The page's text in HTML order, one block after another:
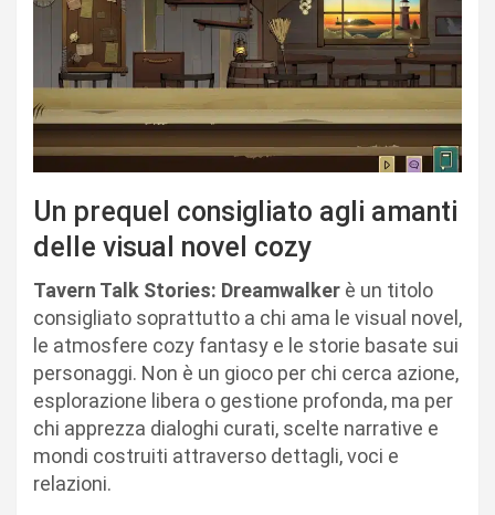
Un prequel consigliato agli amanti
delle visual novel cozy
Tavern Talk Stories: Dreamwalker è un titolo
consigliato soprattutto a chi ama le visual novel,
le atmosfere cozy fantasy e le storie basate sui
personaggi. Non è un gioco per chi cerca azione,
esplorazione libera o gestione profonda, ma per
chi apprezza dialoghi curati, scelte narrative e
mondi costruiti attraverso dettagli, voci e
relazioni.